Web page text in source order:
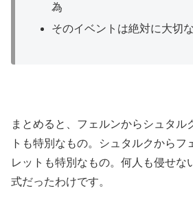
為
そのイベントは絶対に大切
まとめると、フェルンからシュタル
トも特別なもの。シュタルクからフ
レットも特別なもの。何人も侵せな
式だったわけです。